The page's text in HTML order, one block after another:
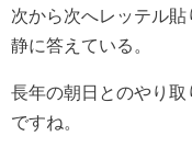
次から次へレッテル
静に答えている。
長年の朝日とのやり
ですね。